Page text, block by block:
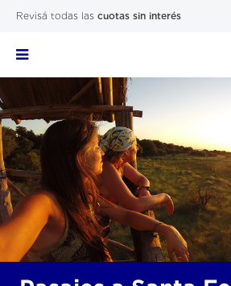
Revisá todas las cuotas sin interés